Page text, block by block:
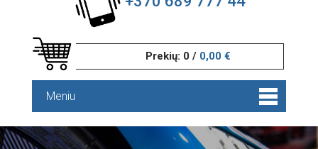
Prekių: 0 / 0,00 €
Meniu